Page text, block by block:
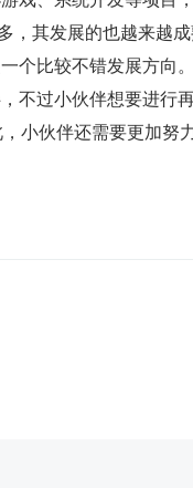
，其发展的也越来越
个比较不错发展方向。
不过小伙伴想要进行
小伙伴还需要更加努